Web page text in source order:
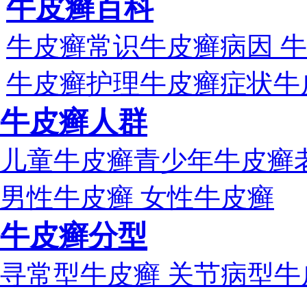
牛皮癣百科
牛皮癣常识牛皮癣病因
牛皮癣护理牛皮癣症状牛
牛皮癣人群
儿童牛皮癣青少年牛皮癣
男性牛皮癣 女性牛皮癣
牛皮癣分型
寻常型牛皮癣 关节病型